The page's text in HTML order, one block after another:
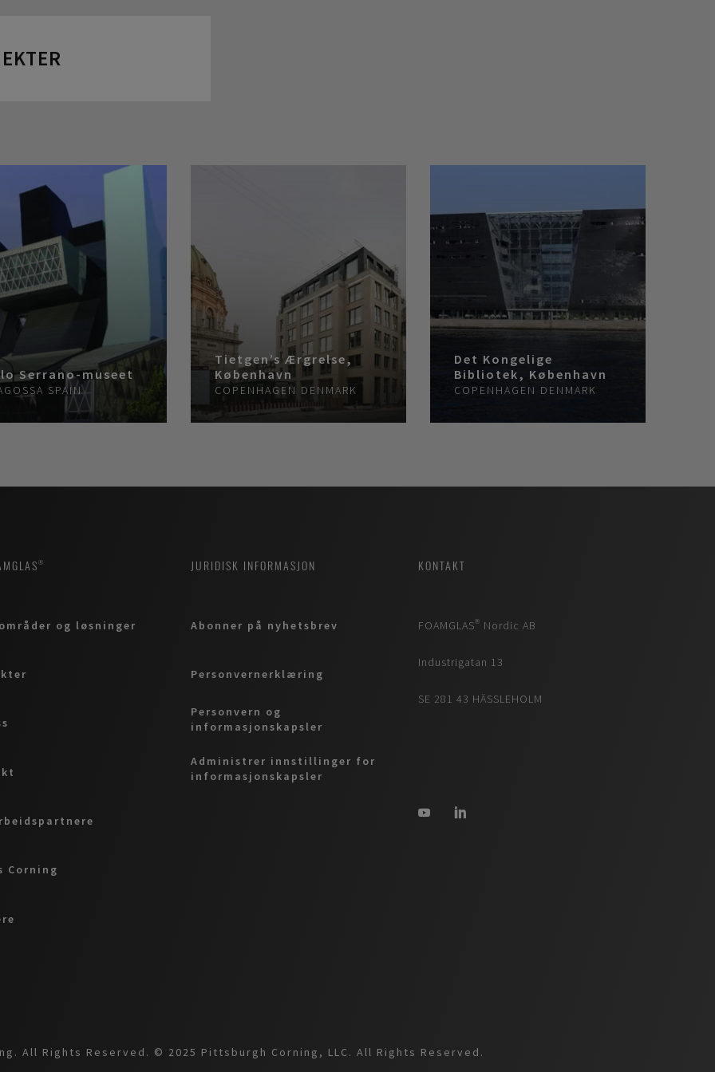
Serrano-museet
SPAIN
Tietgen’s Ærgrelse,
København
COPENHAGEN DENMARK
Det Kongelige
Bibliotek, København
COPENHAGEN DENMARK
og løsninger
Corning
JURIDISK INFORMASJON
Abonner på nyhetsbrev
Personvernerklæring
Personvern og
informasjonskapsler
Administrer innstillinger for
informasjonskapsler
KONTAKT
FOAMGLAS® Nordic AB
Industrigatan 13
SE 281 43 HÄSSLEHOLM
All Rights Reserved. © 2025 Pittsburgh Corning, LLC. All Rights Reserved.